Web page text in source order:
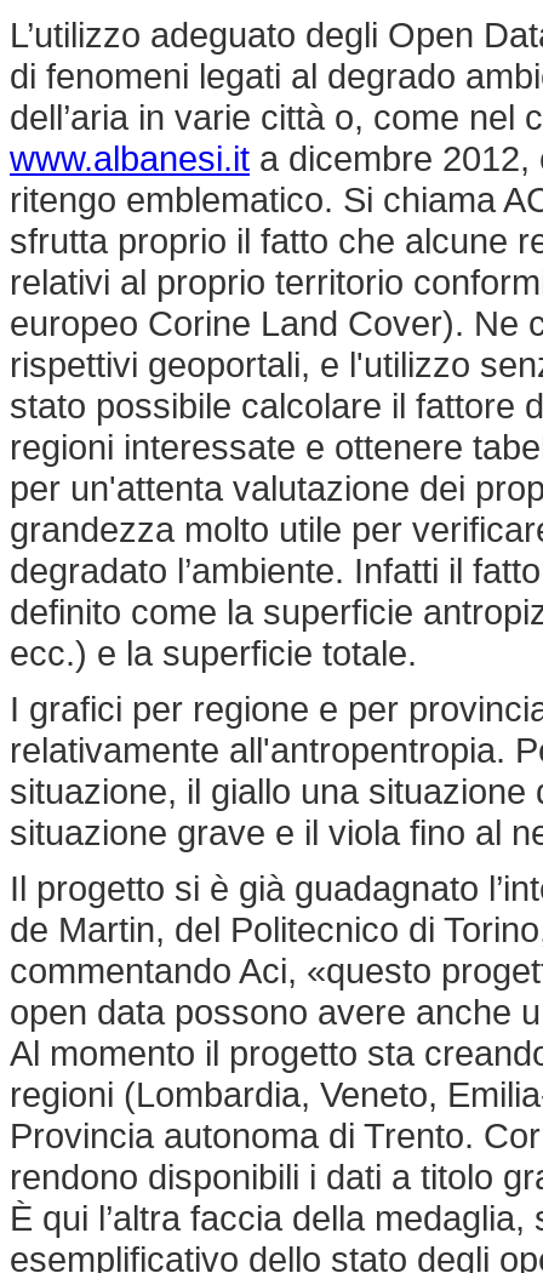
L’utilizzo adeguato degli Open
di fenomeni legati al degrado
dell’aria in varie città o, come nel
www.albanesi.it a dicembre
ritengo emblematico. Si chiama
sfrutta proprio il fatto che alcune
relativi al proprio territorio
europeo Corine Land Cover). Ne
rispettivi geoportali, e l'utilizzo
stato possibile calcolare il fattore
regioni interessate e ottenere
per un'attenta valutazione dei
grandezza molto utile per
degradato l’ambiente. Infatti il
definito come la superficie
ecc.) e la superficie totale.
I grafici per regione e per
relativamente all'antropentropia.
situazione, il giallo una
situazione grave e il viola fino al
Il progetto si è già guadagnato
de Martin, del Politecnico di
commentando Aci, «questo
open data possono avere anche
Al momento il progetto sta
regioni (Lombardia, Veneto,
Provincia autonoma di Trento.
rendono disponibili i dati a titolo
È qui l’altra faccia della
esemplificativo dello stato degli